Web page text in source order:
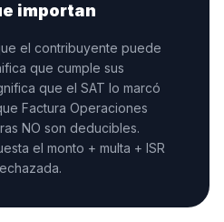
importan
el contribuyente puede
que cumple sus
que el SAT lo marcó
Factura Operaciones
NO son deducibles.
el monto + multa + ISR